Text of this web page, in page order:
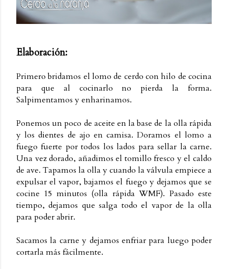
Elaboración:
Primero bridamos el lomo de cerdo con hilo de cocina
para que al cocinarlo no pierda la forma.
Salpimentamos y enharinamos.
Ponemos un poco de aceite en la base de la olla rápida
y los dientes de ajo en camisa. Doramos el lomo a
fuego fuerte por todos los lados para sellar la carne.
Una vez dorado, añadimos el tomillo fresco y el caldo
de ave. Tapamos la olla y cuando la válvula empiece a
expulsar el vapor, bajamos el fuego y dejamos que se
cocine 15 minutos (olla rápida WMF). Pasado este
tiempo, dejamos que salga todo el vapor de la olla
para poder abrir.
Sacamos la carne y dejamos enfriar para luego poder
cortarla más fácilmente.